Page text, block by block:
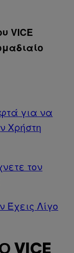
VICE
για να
Χρήστη
τον
Έχεις Λίγο
VICE